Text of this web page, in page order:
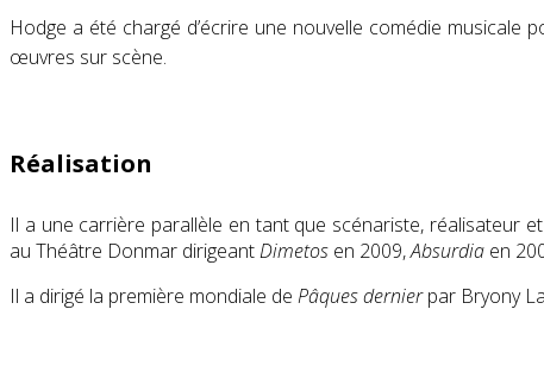
Hodge a été chargé d’écrire une nouvelle comédie
œuvres sur scène.
Réalisation
Il a une carrière parallèle en tant que scénariste, réalisateur
au Théâtre Donmar dirigeantDimetos en 2009,Absurdia en
Il a dirigé la première mondiale de Pâques dernierpar Bryony